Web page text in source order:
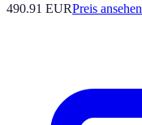
490.91 EURPreis ansehen